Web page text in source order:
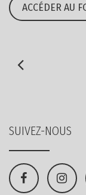
ACCÉDER AU
SUIVEZ-NOUS
Lien
Lien